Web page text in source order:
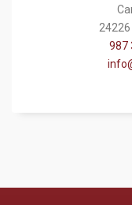
987